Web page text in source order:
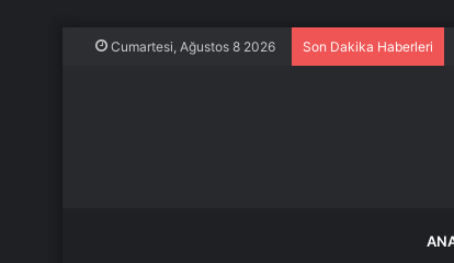
Cumartesi, Ağustos 8 2026 Son Dakika Haberleri